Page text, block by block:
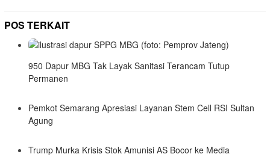
POS TERKAIT
950 Dapur MBG Tak Layak Sanitasi Terancam Tutup
Permanen
Pemkot Semarang Apresiasi Layanan Stem Cell RSI Sultan
Agung
Trump Murka Krisis Stok Amunisi AS Bocor ke Media